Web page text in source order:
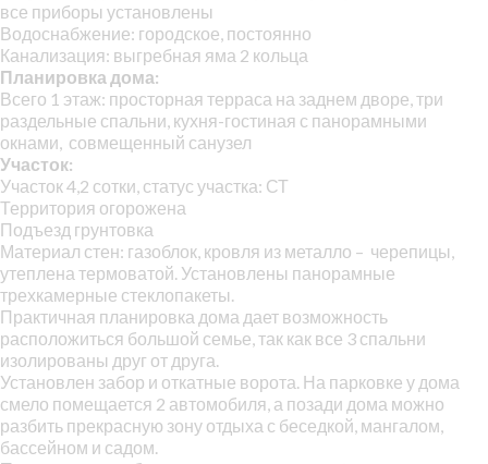
все приборы установлены
Водоснабжение: городское, постоянно
Канализация: выгребная яма 2 кольца
Планировка дома:
Всего 1 этаж: просторная терраса на заднем дворе, три
раздельные спальни, кухня-гостиная с панорамными
окнами, совмещенный санузел
Участок:
Участок 4,2 сотки, статус участка: СТ
Территория огорожена
Подъезд грунтовка
Материал стен: газоблок, кровля из металло – черепицы,
утеплена термоватой. Установлены панорамные
трехкамерные стеклопакеты.
Практичная планировка дома дает возможность
расположиться большой семье, так как все 3 спальни
изолированы друг от друга.
Установлен забор и откатные ворота. На парковке у дома
смело помещается 2 автомобиля, а позади дома можно
разбить прекрасную зону отдыха с беседкой, мангалом,
бассейном и садом.